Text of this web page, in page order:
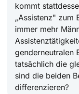
kommt
„Assistenz" zum
immer mehr
genderneutralen
tatsächlich die
sind die beiden
differenzieren?